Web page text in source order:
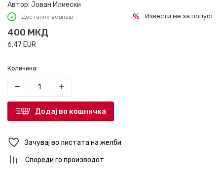
Автор: Јован Илиески
Достапно веднаш
400 МКД
6,47 EUR
Извести ме за попуст
Количина:
Додај во кошничка
Зачувај во листата на желби
Спореди го производот